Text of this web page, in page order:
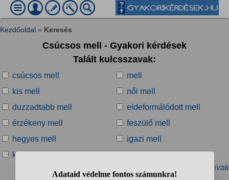
Kezdőoldal » Keresés
Csúcsos mell - Gyakori kérdések
Talált kulcsszavak:
csúcsos mell
mell
kis mell
női mell
duzzadtabb mell
eldeformálódott mell
érzékeny mell
feszülő mell
hegyes mell
igazi mell
kerek mell
» További kapcsolódó kulcsszavak